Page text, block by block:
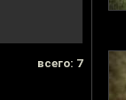
всего: 7